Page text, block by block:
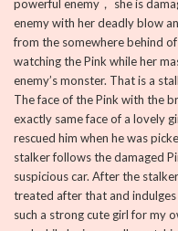
powerful enemy， she is
enemy with her deadly blow
from the somewhere behind
watching the Pink while her
enemy’s monster. That is a
The face of the Pink with the
exactly same face of a lovely
rescued him when he was
stalker follows the damaged
suspicious car. After the
treated after that and
such a strong cute girl for my